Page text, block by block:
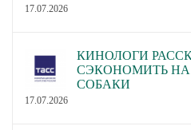
17.07.2026
КИНОЛОГИ
СЭКОНОМИТЬ
СОБАКИ
17.07.2026